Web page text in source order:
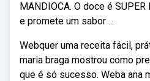
MANDIOCA. O doce é
e promete um sabor ...
Webquer uma receita fácil,
maria braga mostrou como
que é só sucesso. Weba ana